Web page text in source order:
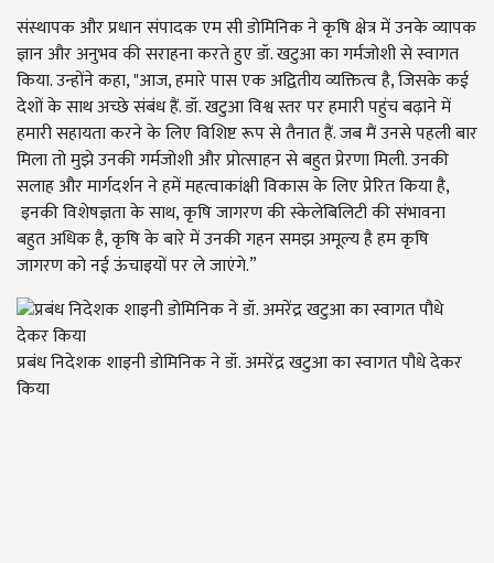
संस्थापक और प्रधान संपादक एम सी डोमिनिक ने कृषि क्षेत्र में उनके व्यापक
ज्ञान और अनुभव की सराहना करते हुए डॉ. खटुआ का गर्मजोशी से स्वागत
किया. उन्होंने कहा, "आज, हमारे पास एक अद्वितीय व्यक्तित्व है, जिसके कई
देशों के साथ अच्छे संबंध हैं. डॉ. खटुआ विश्व स्तर पर हमारी पहुंच बढ़ाने में
हमारी सहायता करने के लिए विशिष्ट रूप से तैनात हैं. जब मैं उनसे पहली बार
मिला तो मुझे उनकी गर्मजोशी और प्रोत्साहन से बहुत प्रेरणा मिली. उनकी
सलाह और मार्गदर्शन ने हमें महत्वाकांक्षी विकास के लिए प्रेरित किया है,
इनकी विशेषज्ञता के साथ, कृषि जागरण की स्केलेबिलिटी की संभावना
बहुत अधिक है, कृषि के बारे में उनकी गहन समझ अमूल्य है हम कृषि
जागरण को नई ऊंचाइयों पर ले जाएंगे.”
प्रबंध निदेशक शाइनी डोमिनिक ने डॉ. अमरेंद्र खटुआ का स्वागत पौधे देकर
किया